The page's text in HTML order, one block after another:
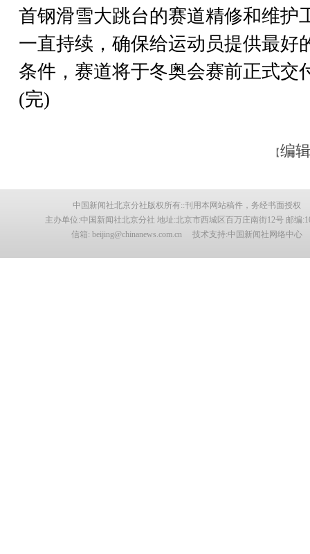
首钢滑雪大跳台的赛道精修和维护
一直持续，确保给运动员提供最好
条件，赛道将于冬奥会赛前正式交
(完)
【编
中国新闻社北京分社版权所有::刊用本网站稿件，务经书面授权
主办单位:中国新闻社北京分社 地址:北京市西城区百万庄南街12号 邮编
信箱: beijing@chinanews.com.cn 技术支持:中国新闻社网络中心